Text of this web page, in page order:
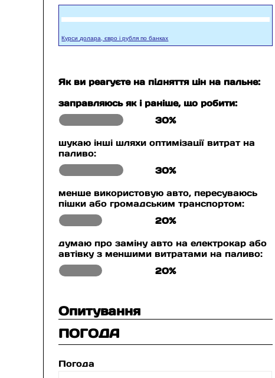
Курси долара, євро і рубля по банках
Як ви реагуєте на підняття цін на пальне:
заправляюсь як і раніше, що робити:
30%
шукаю інші шляхи оптимізації витрат на
паливо:
30%
менше використовую авто, пересуваюсь
пішки або громадським транспортом:
20%
думаю про заміну авто на електрокар або
автівку з меншими витратами на паливо:
20%
Опитування
ПОГОДА
Погода